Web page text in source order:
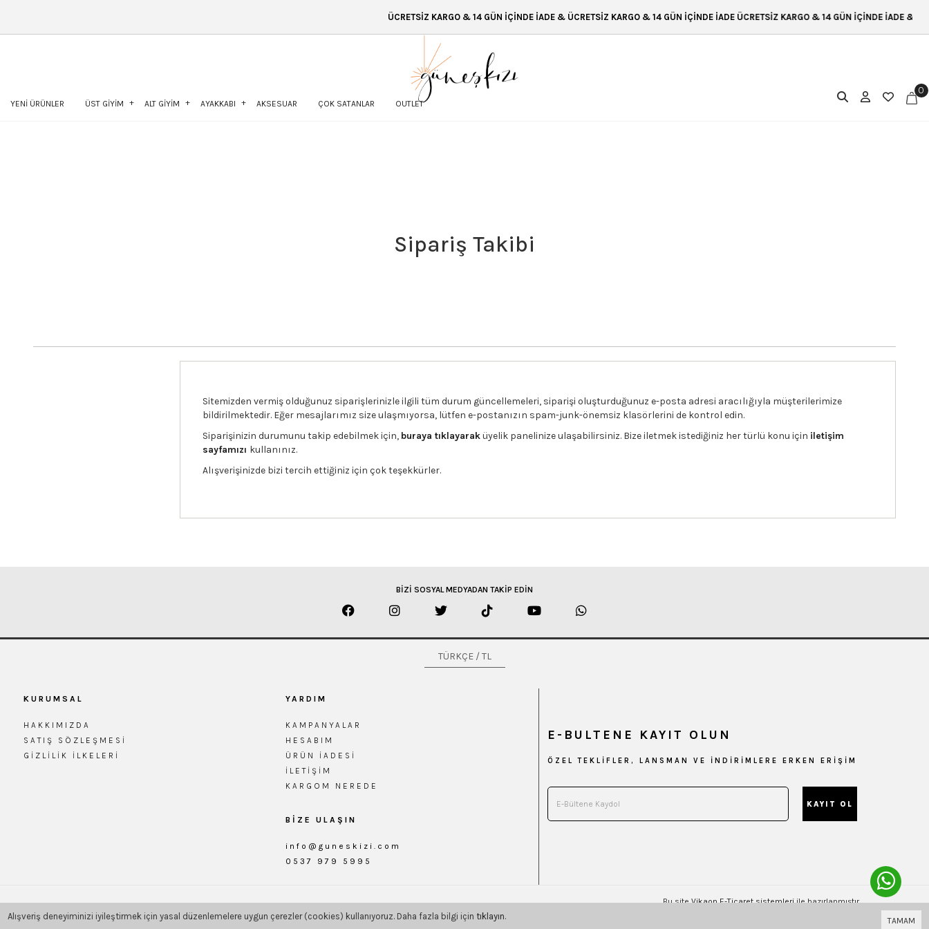
ÜCRETSİZ KARGO & 14 GÜN İÇİNDE İADE & ÜCRETSİZ KARGO & 14 GÜN İÇİNDE İADE ÜCRETSİZ KARGO & 14 GÜN İÇİNDE İADE &
YENİ ÜRÜNLER ÜST GİYİM ALT GİYİM AYAKKABI AKSESUAR ÇOK SATANLAR OUTLET
0
Sipariş Takibi
Sitemizden vermiş olduğunuz siparişlerinizle ilgili tüm durum güncellemeleri, siparişi oluşturduğunuz e-posta adresi aracılığıyla müşterilerimize
bildirilmektedir. Eğer mesajlarımız size ulaşmıyorsa, lütfen e-postanızın spam-junk-önemsiz klasörlerini de kontrol edin.
Siparişinizin durumunu takip edebilmek için, buraya tıklayaraküyelik panelinize ulaşabilirsiniz. Bize iletmek istediğiniz her türlü konu için iletişim
sayfamızı kullanınız.
Alışverişinizde bizi tercih ettiğiniz için çok teşekkürler.
BİZİ SOSYAL MEDYADAN TAKİP EDİN
TÜRKÇE / TL
KURUMSAL
HAKKIMIZDA
SATIŞ SÖZLEŞMESI
GIZLILIK İLKELERI
YARDIM
KAMPANYALAR
HESABIM
ÜRÜN İADESI
İLETIŞIM
KARGOM NEREDE
BİZE ULAŞIN
info@guneskizi.com
0537 979 5995
E-BULTENE KAYIT OLUN
ÖZEL TEKLİFLER, LANSMAN VE İNDİRİMLERE ERKEN ERİŞİM
KAYIT OL
Bu siteVikaon E-Ticaret sistemleriile hazırlanmıştır.
TAMAM
Alışveriş deneyiminizi iyileştirmek için yasal düzenlemelere uygun çerezler (cookies) kullanıyoruz. Daha fazla bilgi için tıklayın.